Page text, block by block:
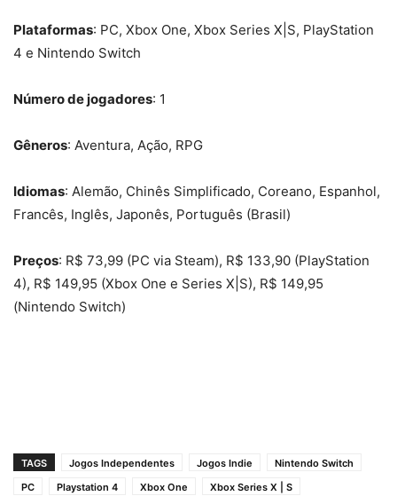
Plataformas: PC, Xbox One, Xbox Series X|S, PlayStation
4 e Nintendo Switch
Número de jogadores: 1
Gêneros: Aventura, Ação, RPG
Idiomas: Alemão, Chinês Simplificado, Coreano, Espanhol,
Francês, Inglês, Japonês, Português (Brasil)
Preços: R$ 73,99 (PC via Steam), R$ 133,90 (PlayStation
4), R$ 149,95 (Xbox One e Series X|S), R$ 149,95
(Nintendo Switch)
TAGS Jogos Independentes Jogos Indie
Nintendo Switch
PC
Playstation 4 Xbox One Xbox Series X | S